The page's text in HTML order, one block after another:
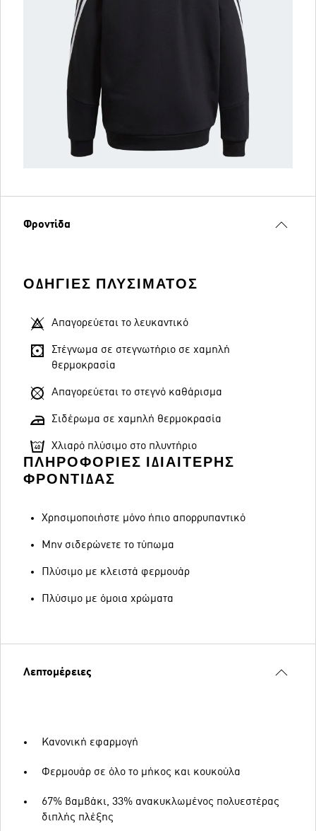
Φροντίδα
ΟΔΗΓΊΕΣ ΠΛΥΣΊΜΑΤΟΣ
Απαγορεύεται το λευκαντικό
Στέγνωμα σε στεγνωτήριο σε χαμηλή
θερμοκρασία
Απαγορεύεται το στεγνό καθάρισμα
Σιδέρωμα σε χαμηλή θερμοκρασία
Χλιαρό πλύσιμο στο πλυντήριο
ΠΛΗΡΟΦΟΡΊΕΣ ΙΔΙΑΊΤΕΡΗΣ
ΦΡΟΝΤΊΔΑΣ
Χρησιμοποιήστε μόνο ήπιο απορρυπαντικό
Μην σιδερώνετε το τύπωμα
Πλύσιμο με κλειστά φερμουάρ
Πλύσιμο με όμοια χρώματα
Λεπτομέρειες
Κανονική εφαρμογή
Φερμουάρ σε όλο το μήκος και κουκούλα
67% βαμβάκι, 33% ανακυκλωμένος πολυεστέρας
διπλής πλέξης